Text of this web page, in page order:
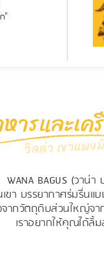
"
ารและเ
วิลล่า เขาแผง
WANA BAGUS (วาน่า
เขา บรรยากาศร่มรื่
ากวัตถุดิบส่วนใหญ่จ
เราอยากให้คุณได้ลิ้